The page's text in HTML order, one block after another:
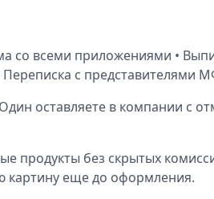
со всеми приложениями •
Переписка с представителями
оставляете в компании с
продукты без скрытых
картину еще до оформления.